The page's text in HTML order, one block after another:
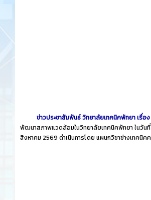
ข่าวประชาสัมพันธ์ วิทยาลัยเทคนิคพัทยา เรื่อง
พัฒนาสภาพแวดล้อมในวิทยาลัยเทคนิคพัทยา ในวันที่
สิงหาคม 2569 ดำเนินการโดย แผนกวิชาช่างเทคนิ